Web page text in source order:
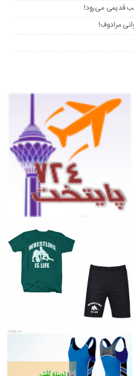
قدیمی می‌رود!
مرادوف!